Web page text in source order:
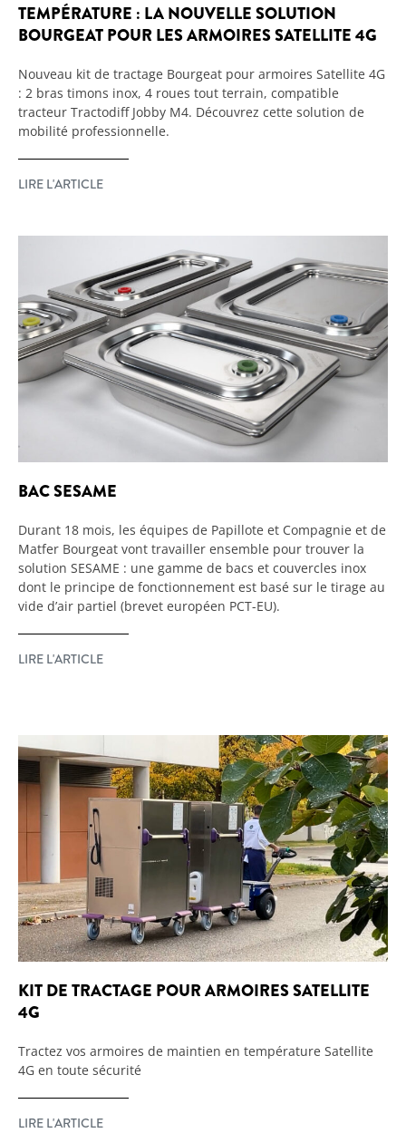
TEMPÉRATURE : LA NOUVELLE SOLUTION
BOURGEAT POUR LES ARMOIRES SATELLITE 4G
Nouveau kit de tractage Bourgeat pour armoires Satellite 4G
: 2 bras timons inox, 4 roues tout terrain, compatible
tracteur Tractodiff Jobby M4. Découvrez cette solution de
mobilité professionnelle.
LIRE L'ARTICLE
BAC SESAME
Durant 18 mois, les équipes de Papillote et Compagnie et de
Matfer Bourgeat vont travailler ensemble pour trouver la
solution SESAME : une gamme de bacs et couvercles inox
dont le principe de fonctionnement est basé sur le tirage au
vide d’air partiel (brevet européen PCT-EU).
LIRE L'ARTICLE
KIT DE TRACTAGE POUR ARMOIRES SATELLITE
4G
Tractez vos armoires de maintien en température Satellite
4G en toute sécurité
LIRE L'ARTICLE